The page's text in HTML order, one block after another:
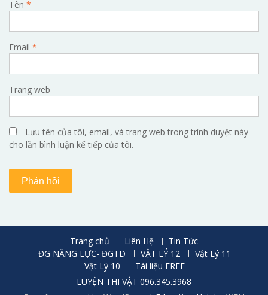
Tên *
Email *
Trang web
Lưu tên của tôi, email, và trang web trong trình duyệt này
cho lần bình luận kế tiếp của tôi.
Trang chủ Liên Hệ
Tin Tức
ĐG NĂNG LỰC- ĐGTD
VẬT LÝ 12
Vật Lý 11
Vật Lý 10
Tài liệu FREE
LUYỆN THI VẬT 096.345.3968